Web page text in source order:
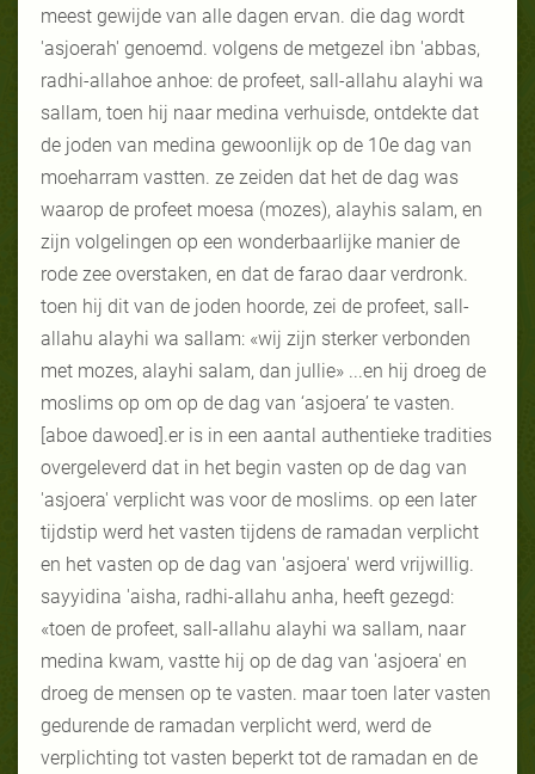
meest gewijde van alle dagen ervan. die dag wordt
'asjoerah' genoemd. volgens de metgezel ibn 'abbas,
radhi-allahoe anhoe: de profeet, sall-allahu alayhi wa
sallam, toen hij naar medina verhuisde, ontdekte dat
de joden van medina gewoonlijk op de 10e dag van
moeharram vastten. ze zeiden dat het de dag was
waarop de profeet moesa (mozes), alayhis salam, en
zijn volgelingen op een wonderbaarlijke manier de
rode zee overstaken, en dat de farao daar verdronk.
toen hij dit van de joden hoorde, zei de profeet, sall-
allahu alayhi wa sallam: «wij zijn sterker verbonden
met mozes, alayhi salam, dan jullie» ...en hij droeg de
moslims op om op de dag van ‘asjoera’ te vasten.
[aboe dawoed].er is in een aantal authentieke tradities
overgeleverd dat in het begin vasten op de dag van
'asjoera' verplicht was voor de moslims. op een later
tijdstip werd het vasten tijdens de ramadan verplicht
en het vasten op de dag van 'asjoera' werd vrijwillig.
sayyidina 'aisha, radhi-allahu anha, heeft gezegd:
«toen de profeet, sall-allahu alayhi wa sallam, naar
medina kwam, vastte hij op de dag van 'asjoera' en
droeg de mensen op te vasten. maar toen later vasten
gedurende de ramadan verplicht werd, werd de
verplichting tot vasten beperkt tot de ramadan en de